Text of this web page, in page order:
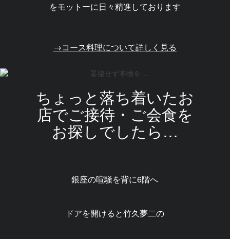
をモットーに日々精進しております
→コース料理について詳しく見る
ちょっと落ち着いたお
店でご接待・ご会食を
お探しでしたら…
銀座の喧騒を背に6階へ
ドアを開けると竹久夢二の